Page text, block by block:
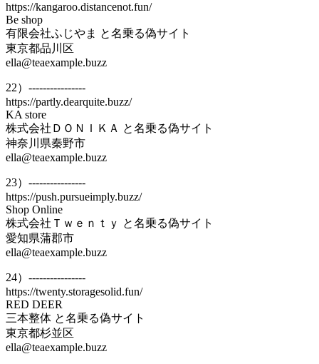
https://kangaroo.distancenot.fun/
Be shop
有限会社ふじやま と名乗る偽サイト
東京都品川区
ella@teaexample.buzz
22）----------------
https://partly.dearquite.buzz/
KA store
株式会社ＤＯＮＩＫＡ と名乗る偽サイト
神奈川県秦野市
ella@teaexample.buzz
23）----------------
https://push.pursueimply.buzz/
Shop Online
株式会社Ｔｗｅｎｔｙ と名乗る偽サイト
愛知県蒲郡市
ella@teaexample.buzz
24）----------------
https://twenty.storagesolid.fun/
RED DEER
三本整体 と名乗る偽サイト
東京都杉並区
ella@teaexample.buzz